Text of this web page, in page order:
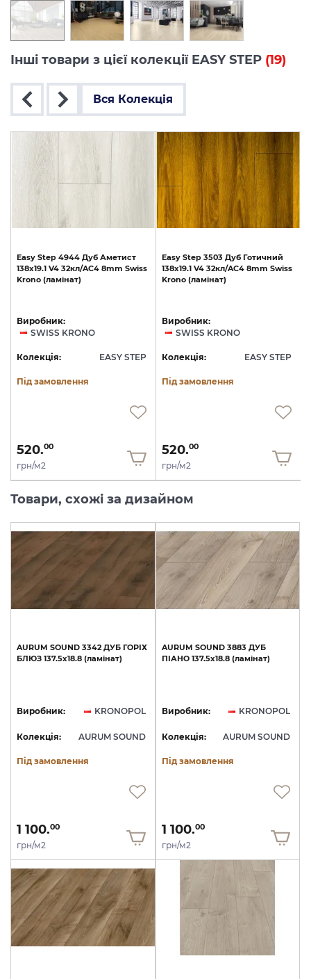
Інші товари з цієї колекції EASY STEP (19)
Вся Колекція
Easy Step 4944 Дуб Аметист
138х19.1 V4 32кл/AC4 8mm Swiss
Krono (ламінат)
Виробник:
SWISS KRONO
Колекція: EASY STEP
Під замовлення
520.00
грн/м2
Easy Step 3503 Дуб Готичний
138х19.1 V4 32кл/AC4 8mm Swiss
Krono (ламінат)
Виробник:
SWISS KRONO
Колекція: EASY STEP
Під замовлення
520.00
грн/м2
Товари, схожі за дизайном
AURUM SOUND 3342 ДУБ ГОРІХ
БЛЮЗ 137.5х18.8 (ламінат)
Виробник: KRONOPOL
Колекція: AURUM SOUND
Під замовлення
1 100.00
грн/м2
AURUM SOUND 3883 ДУБ
ПІАНО 137.5х18.8 (ламінат)
Виробник: KRONOPOL
Колекція: AURUM SOUND
Під замовлення
1 100.00
грн/м2